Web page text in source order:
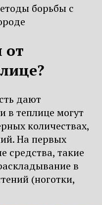
от
дают
в теплице могут
количествах,
На первых
средства, такие
в
(ноготки,